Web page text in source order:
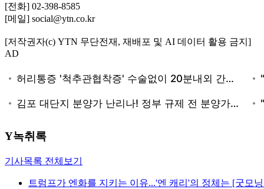
[전화] 02-398-8585
[메일] social@ytn.co.kr
[저작권자(c) YTN 무단전재, 재배포 및 AI 데이터 활용 금지]
AD
Y녹취록
기사목록 전체보기
트럼프가 엔화를 지키는 이유...'엔 캐리'의 정체는 [굿모